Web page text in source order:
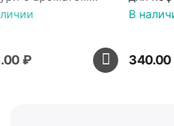
В наличии
340.00
В